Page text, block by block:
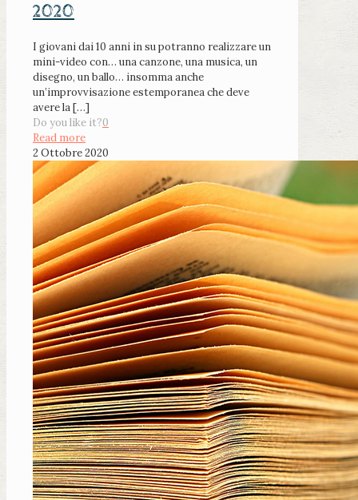
2020
I giovani dai 10 anni in su potranno realizzare un
mini-video con… una canzone, una musica, un
disegno, un ballo… insomma anche
un’improvvisazione estemporanea che deve
avere la[…]
Do you like it?0
Read more
2 Ottobre 2020